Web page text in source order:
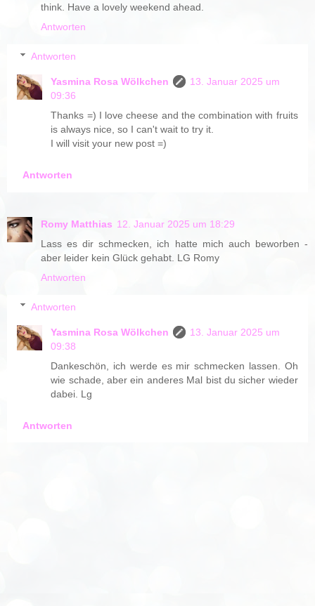
think. Have a lovely weekend ahead.
Antworten
Antworten
Yasmina Rosa Wölkchen
13. Januar 2025 um
09:36
Thanks =) I love cheese and the combination with fruits
is always nice, so I can't wait to try it.
I will visit your new post =)
Antworten
Romy Matthias 12. Januar 2025 um 18:29
Lass es dir schmecken, ich hatte mich auch beworben -
aber leider kein Glück gehabt. LG Romy
Antworten
Antworten
Yasmina Rosa Wölkchen
13. Januar 2025 um
09:38
Dankeschön, ich werde es mir schmecken lassen. Oh
wie schade, aber ein anderes Mal bist du sicher wieder
dabei. Lg
Antworten